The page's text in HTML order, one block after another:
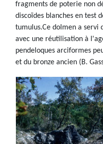
fragments de poterie non
discoïdes blanches en test
tumulus.Ce dolmen a servi
avec une réutilisation à
pendeloques arciformes
et du bronze ancien (B.